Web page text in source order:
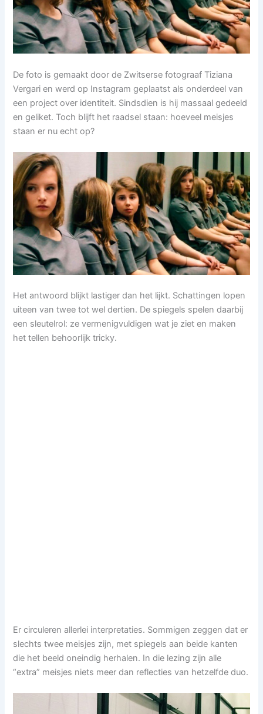
De foto is gemaakt door de Zwitserse fotograaf Tiziana
Vergari en werd op Instagram geplaatst als onderdeel van
een project over identiteit. Sindsdien is hij massaal gedeeld
en geliket. Toch blijft het raadsel staan: hoeveel meisjes
staan er nu echt op?
Het antwoord blijkt lastiger dan het lijkt. Schattingen lopen
uiteen van twee tot wel dertien. De spiegels spelen daarbij
een sleutelrol: ze vermenigvuldigen wat je ziet en maken
het tellen behoorlijk tricky.
Er circuleren allerlei interpretaties. Sommigen zeggen dat er
slechts twee meisjes zijn, met spiegels aan beide kanten
die het beeld oneindig herhalen. In die lezing zijn alle
“extra” meisjes niets meer dan reflecties van hetzelfde duo.